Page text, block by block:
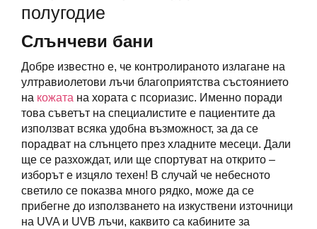
полугодие
Слънчеви бани
Добре известно е, че контролираното излагане на
ултравиолетови лъчи благоприятства състоянието
на кожата на хората с псориазис. Именно поради
това съветът на специалистите е пациентите да
използват всяка удобна възможност, за да се
порадват на слънцето през хладните месеци. Дали
ще се разхождат, или ще спортуват на открито –
изборът е изцяло техен! В случай че небесното
светило се показва много рядко, може да се
прибегне до използването на изкуствени източници
на UVA и UVB лъчи, каквито са кабините за